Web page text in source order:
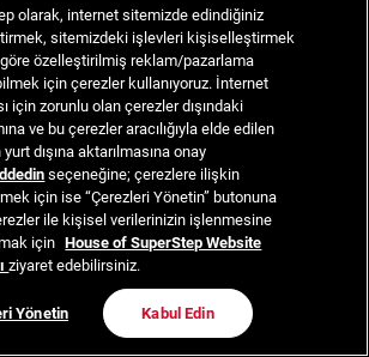
olarak, internet sitemizde edindiğiniz
sitemizdeki işlevleri kişiselleştirmek
göre özelleştirilmiş reklam/pazarlama
için çerezler kullanıyoruz. İnternet
için zorunlu olan çerezler dışındaki
ve bu çerezler aracılığıyla elde edilen
dışına aktarılmasına onay
seçeneğine; çerezlere ilişkin
için ise “Çerezleri Yönetin” butonuna
ile kişisel verilerinizin işlenmesine
için House of SuperStep Website
ziyaret edebilirsiniz.
Yönetin Kabul Edin